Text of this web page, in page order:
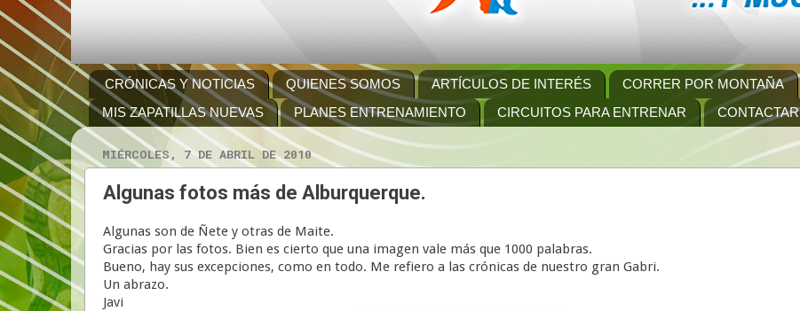
CRÓNICAS Y NOTICIAS QUIENES SOMOS ARTÍCULOS DE INTERÉS CORRER POR MONTAÑA
MIS ZAPATILLAS NUEVAS
PLANES ENTRENAMIENTO CIRCUITOS PARA ENTRENAR CONTACTAR
MIÉRCOLES, 7 DE ABRIL DE 2010
Algunas fotos más de Alburquerque.
Algunas son de Ñete y otras de Maite.
Gracias por las fotos. Bien es cierto que una imagen vale más que 1000 palabras.
Bueno, hay sus excepciones, como en todo. Me refiero a las crónicas de nuestro gran Gabri.
Un abrazo.
Javi